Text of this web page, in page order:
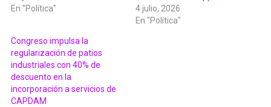
En "Política"
4 julio, 2026
En "Política"
Congreso impulsa la
regularización de patios
industriales con 40% de
descuento en la
incorporación a servicios de
CAPDAM